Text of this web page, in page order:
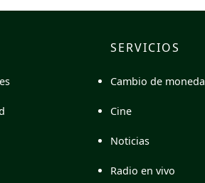
SERVICIOS
Cambio de moneda
Cine
Noticias
Radio en vivo